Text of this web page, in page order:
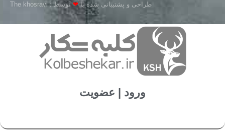
طراحی و پشتیبانی شده با❤توسط : The khosravi
ورود | عضویت